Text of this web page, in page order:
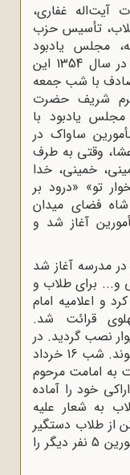
غفارى،
حزب
یادبود
شهداى 15 خرداد 1342 برگزار مى‌شد. در سال 1354 این
مصادف با شب جمعه
حضرت
با
ساواک در
به طرف
خدا
«درود بر
میدان
شد و
آغاز شد
طلاب و
امام
شد.
گردید. در
همین روز 18 تن از طلاب دستگیر مى‌شوند. شب 16 خرداد
مرحوم
را آماده
علیه
دیگر 3 تن از طلاب دستگیر
مى‌شوند، تظاهرات اوج مى‌گیرد و مأمورین 5 نفر دیگر را